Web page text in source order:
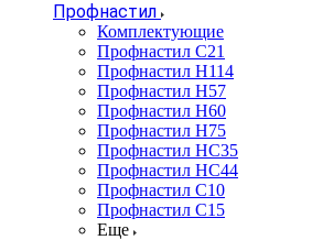
Профнастил
Комплектующие
Профнастил C21
Профнастил Н114
Профнастил Н57
Профнастил Н60
Профнастил Н75
Профнастил НС35
Профнастил НС44
Профнастил С10
Профнастил С15
Еще